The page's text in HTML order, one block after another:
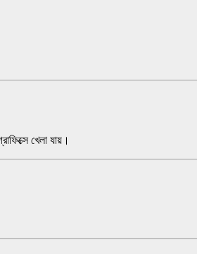
খেলা যায়।